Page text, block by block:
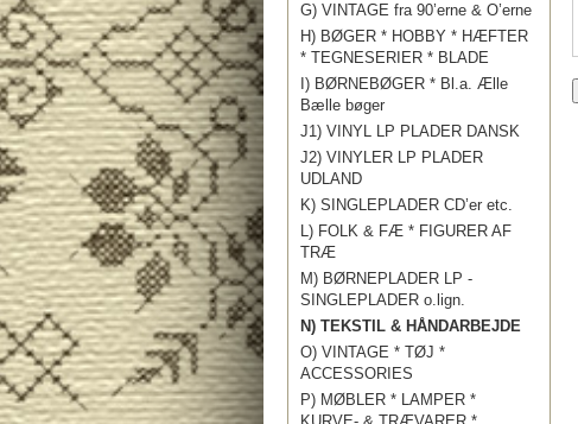
G) VINTAGE fra 90’erne & O’erne
H) BØGER * HOBBY * HÆFTER
* TEGNESERIER * BLADE
I) BØRNEBØGER * Bl.a. Ælle
Bælle bøger
J1) VINYL LP PLADER DANSK
J2) VINYLER LP PLADER
UDLAND
K) SINGLEPLADER CD’er etc.
L) FOLK & FÆ * FIGURER AF
TRÆ
M) BØRNEPLADER LP -
SINGLEPLADER o.lign.
N) TEKSTIL & HÅNDARBEJDE
O) VINTAGE * TØJ *
ACCESSORIES
P) MØBLER * LAMPER *